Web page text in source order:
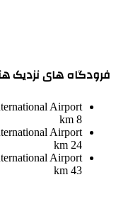
فرودگاه های نزدیک
Airport
8 km
Airport
24 km
Airport
43 km